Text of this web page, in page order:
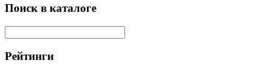
Поиск в каталоге
Рейтинги